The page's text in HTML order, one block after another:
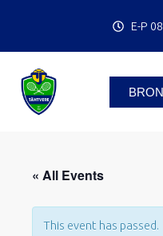
E-P
« All Events
This event has passed.